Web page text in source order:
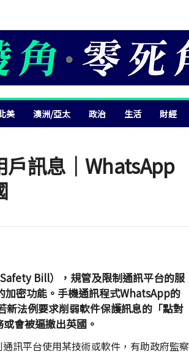
美 澳洲/亞太 政治 生活 財經
戶訊息｜WhatsApp
Bill），規管及限制通訊平台的服
密功能。手機通訊程式WhatsApp的
法例要求削弱軟件保護訊息的「點對
會被逼撤出英國。
訊平台使用某技術或軟件，有助政府監察